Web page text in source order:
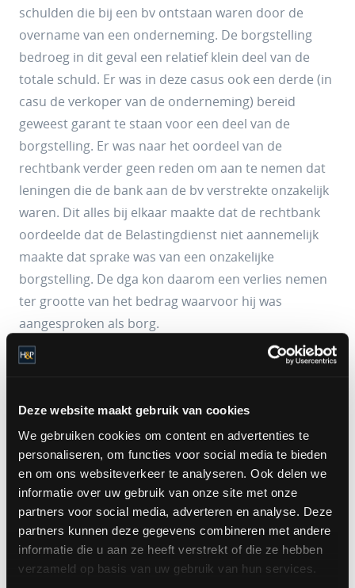
Deze website maakt gebruik van cookies
We gebruiken cookies om content en advertenties te
personaliseren, om functies voor social media te bieden
en om ons websiteverkeer te analyseren. Ook delen we
informatie over uw gebruik van onze site met onze
partners voor social media, adverteren en analyse. Deze
partners kunnen deze gegevens combineren met andere
informatie die u aan ze heeft verstrekt of die ze hebben
verzameld op basis van uw gebruik van hun services.
schulden die bij een bv ontstaan waren door de
overname van een onderneming. De borgstelling
bedroeg in dit geval een relatief klein deel van de
totale schuld. Er was in deze casus ook een derde (in
casu de verkoper van de onderneming) bereid
geweest garant te staan voor een deel van de
borgstelling. Er was naar het oordeel van de
rechtbank verder geen reden om aan te nemen dat
leningen die de bank aan de bv verstrekte onzakelijk
waren. Dit alles bij elkaar maakte dat de rechtbank
oordeelde dat de Belastingdienst niet aannemelijk
maakte dat sprake was van een onzakelijke
borgstelling. De dga kon daarom een verlies nemen
ter grootte van het bedrag waarvoor hij was
aangesproken als borg.
elke borgstelling zakelijk is en een eventueel verlies
aftrekbaar. Een en ander is sterk afhankelijk van de
individuele feiten en omstandigheden en de
beoordeling daarvan door de Belastingdienst en
uiteindelijk de rechter.